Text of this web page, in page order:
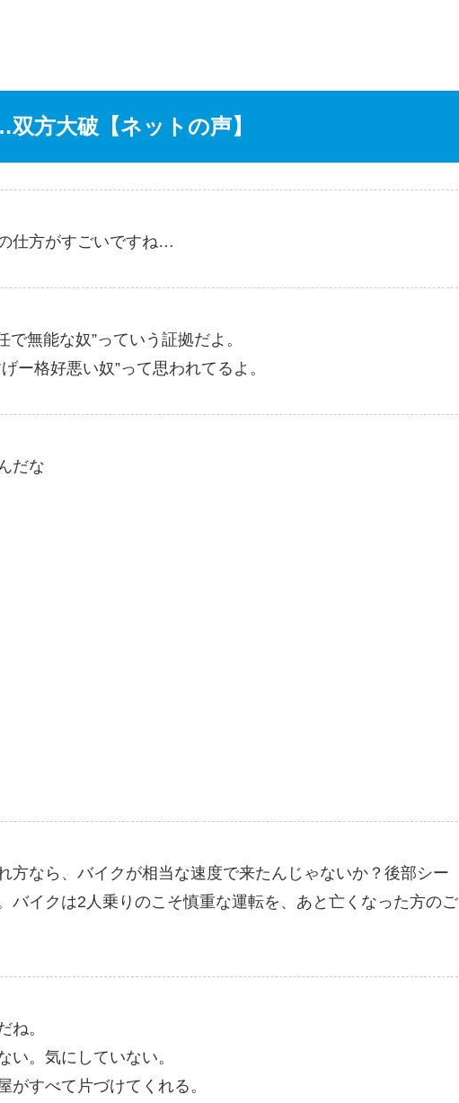
方大破【ネットの声】
仕方がすごいですね…
無能な奴”っていう証拠だよ。
ー格好悪い奴”って思われてるよ。
だな
方なら、バイクが相当な速度で来たんじゃないか？後部シー
バイクは2人乗りのこそ慎重な運転を、あと亡くなった方のご
ね。
い。気にしていない。
がすべて片づけてくれる。